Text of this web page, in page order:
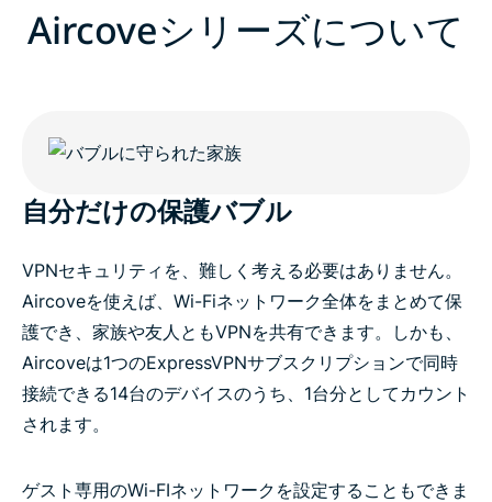
Aircoveシリーズについて
自分だけの保護バブル
VPNセキュリティを、難しく考える必要はありません。
Aircoveを使えば、Wi-Fiネットワーク全体をまとめて保
護でき、家族や友人ともVPNを共有できます。しかも、
Aircoveは1つのExpressVPNサブスクリプションで同時
接続できる14台のデバイスのうち、1台分としてカウント
されます。
ゲスト専用のWi-FIネットワークを設定することもできま